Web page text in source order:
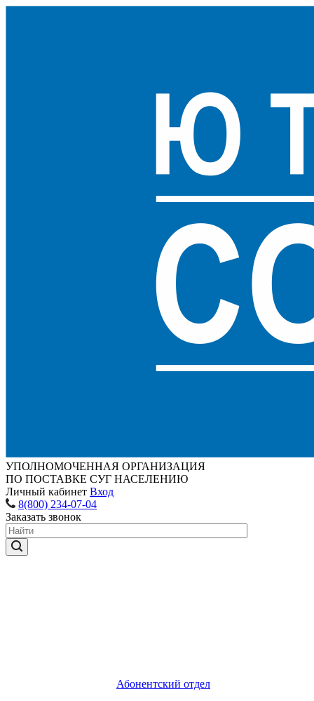
УПОЛНОМОЧЕННАЯ ОРГАНИЗАЦИЯ
ПО ПОСТАВКЕ СУГ НАСЕЛЕНИЮ
Личный кабинет Вход
8(800) 234-07-04
Заказать звонок
Абонентский отдел